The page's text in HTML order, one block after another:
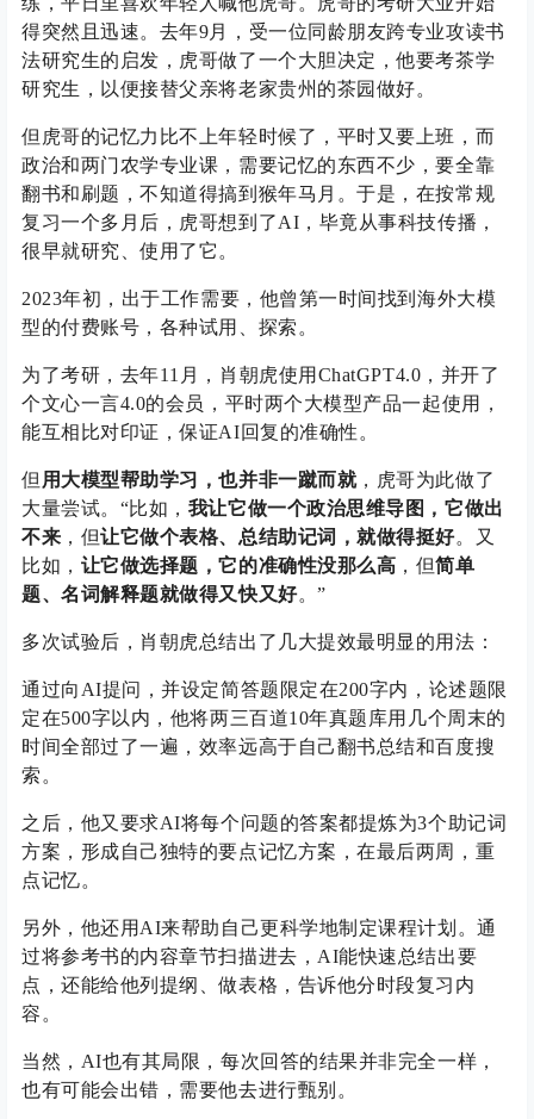
得突然且迅速。去年9月，受一位同龄朋友跨专业攻读书
法研究生的启发，虎哥做了一个大胆决定，他要考茶学
研究生，以便接替父亲将老家贵州的茶园做好。
但虎哥的记忆力比不上年轻时候了，平时又要上班，而
政治和两门农学专业课，需要记忆的东西不少，要全靠
翻书和刷题，不知道得搞到猴年马月。于是，在按常规
复习一个多月后，虎哥想到了AI，毕竟从事科技传播，
很早就研究、使用了它。
2023年初，出于工作需要，他曾第一时间找到海外大模
型的付费账号，各种试用、探索。
为了考研，去年11月，肖朝虎使用ChatGPT4.0，并开了
个文心一言4.0的会员，平时两个大模型产品一起使用，
能互相比对印证，保证AI回复的准确性。
但 用大模型帮助学习，也并非一蹴而就，虎哥为此做了
大量尝试。“比如， 我让它做一个政治思维导图，它做出
不来 ，但让它做个表格、总结助记词，就做得挺好。又
比如， 让它做选择题，它的准确性没那么高 ，但简单
题、名词解释题就做得又快又好。”
多次试验后，肖朝虎总结出了几大提效最明显的用法：
通过向AI提问，并设定简答题限定在200字内，论述题限
定在500字以内，他将两三百道10年真题库用几个周末的
时间全部过了一遍，效率远高于自己翻书总结和百度搜
索。
之后，他又要求AI将每个问题的答案都提炼为3个助记词
方案，形成自己独特的要点记忆方案，在最后两周，重
点记忆。
另外，他还用AI来帮助自己更科学地制定课程计划。通
过将参考书的内容章节扫描进去，AI能快速总结出要
点，还能给他列提纲、做表格，告诉他分时段复习内
容。
当然，AI也有其局限，每次回答的结果并非完全一样，
也有可能会出错，需要他去进行甄别。